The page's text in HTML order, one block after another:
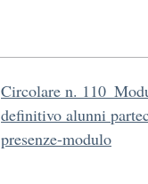
Circolare n.
definitivo alunni
presenze-modulo